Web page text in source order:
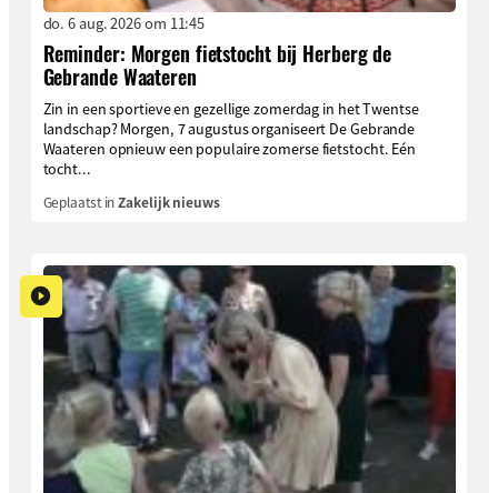
do. 6 aug. 2026 om 11:45
Reminder: Morgen fietstocht bij Herberg de
Gebrande Waateren
Zin in een sportieve en gezellige zomerdag in het Twentse
landschap? Morgen, 7 augustus organiseert De Gebrande
Waateren opnieuw een populaire zomerse fietstocht. Eén
tocht...
Geplaatst inZakelijk nieuws